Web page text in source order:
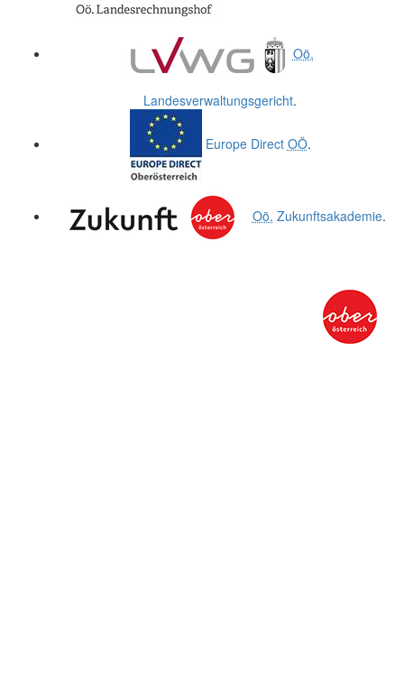
Oö.
Landesverwaltungsgericht.
Europe Direct OÖ.
Oö. Zukunftsakademie.